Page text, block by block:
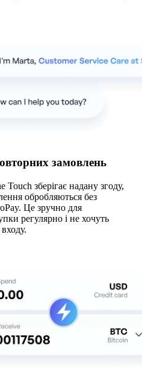
замовлень
Touch зберігає надану згоду,
обробляються без
Це зручно для
регулярно і не хочуть